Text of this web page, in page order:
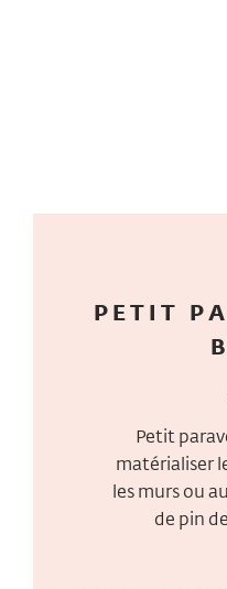
PETIT
Petit
matérialiser
les murs ou
de pin